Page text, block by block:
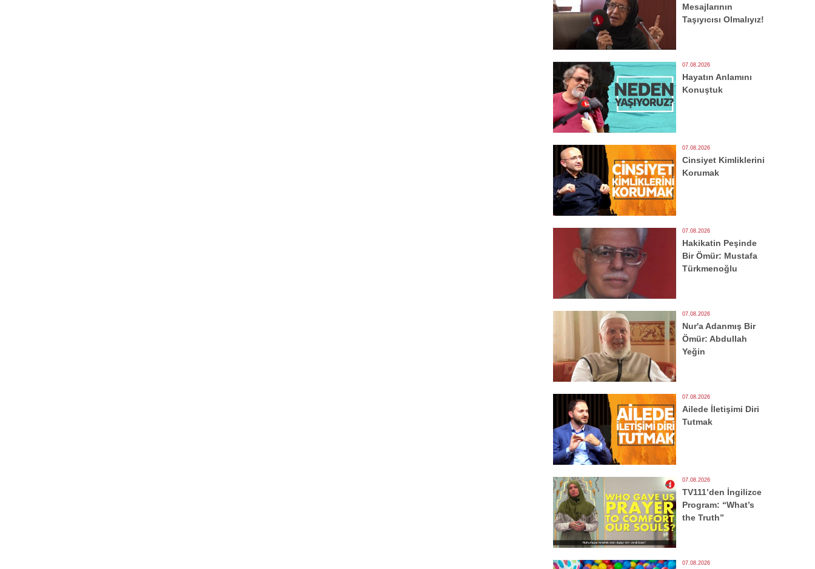
Mesajlarının
Taşıyıcısı Olmalıyız!
07.08.2026
Hayatın Anlamını
Konuştuk
07.08.2026
Cinsiyet Kimliklerini
Korumak
07.08.2026
Hakikatin Peşinde
Bir Ömür: Mustafa
Türkmenoğlu
07.08.2026
Nur'a Adanmış Bir
Ömür: Abdullah
Yeğin
07.08.2026
Ailede İletişimi Diri
Tutmak
07.08.2026
TV111’den İngilizce
Program: “What’s
the Truth”
07.08.2026